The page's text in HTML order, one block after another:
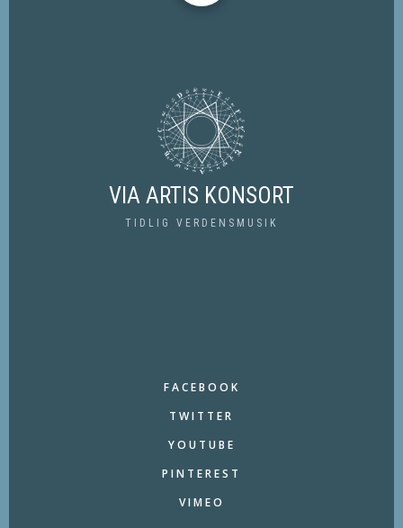
VIA ARTIS KONSORT
TIDLIG VERDENSMUSIK
FACEBOOK
TWITTER
YOUTUBE
PINTEREST
VIMEO